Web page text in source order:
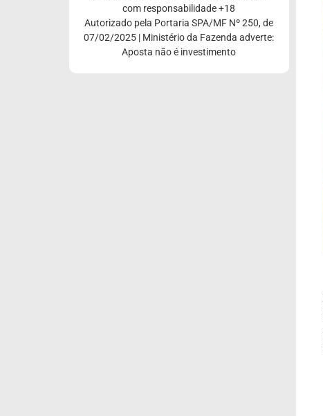
com responsabilidade +18
Autorizado pela Portaria SPA/MF Nº 250, de
07/02/2025 | Ministério da Fazenda adverte:
Aposta não é investimento